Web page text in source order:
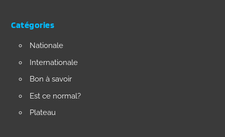
Catégories
Nationale
Internationale
Bon à savoir
Est ce normal?
Plateau